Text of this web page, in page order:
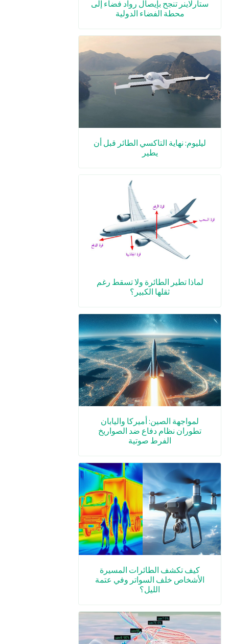
ستارلاينر تنجح بإيصال رواد فضاء إلى
محطة الفضاء الدولية
ليليوم: نهاية التاكسي الطائر قبل أن
يطير
لماذا تطير الطائرة ولا تسقط رغم
ثقلها الكبير؟
لمواجهة الصين: أميركا واليابان
تطوران نظام دفاع ضد الصواريخ
الفرط صوتية
كيف تكشف الطائرات المسيرة
الأشخاص خلف السواتر وفي عتمة
الليل؟